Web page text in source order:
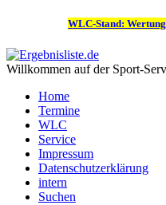
WLC-Stand:
Willkommen auf der Sport-
Home
Termine
WLC
Service
Impressum
Datenschutzerklärung
intern
Suchen